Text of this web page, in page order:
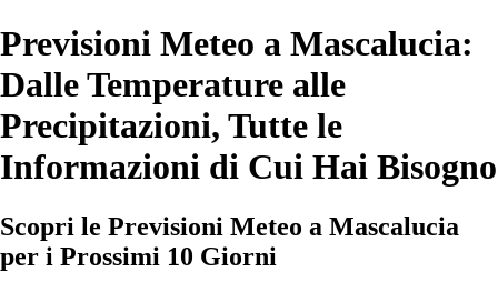
Previsioni Meteo a Mascalucia:
Dalle Temperature alle
Precipitazioni, Tutte le
Informazioni di Cui Hai Bisogno
Scopri le Previsioni Meteo a Mascalucia
per i Prossimi 10 Giorni